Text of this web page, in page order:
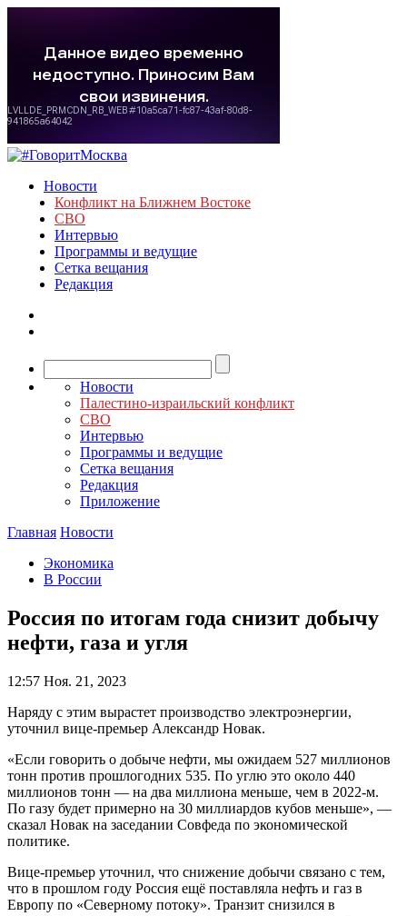
Новости
Конфликт на Ближнем Востоке
СВО
Интервью
Программы и ведущие
Сетка вещания
Редакция
Новости
Палестино-израильский конфликт
СВО
Интервью
Программы и ведущие
Сетка вещания
Редакция
Приложение
Главная Новости
Экономика
В России
Россия по итогам года снизит добычу
нефти, газа и угля
12:57 Ноя. 21, 2023
Наряду с этим вырастет производство электроэнергии,
уточнил вице-премьер Александр Новак.
«Если говорить о добыче нефти, мы ожидаем 527 миллионов
тонн против прошлогодних 535. По углю это около 440
миллионов тонн — на два миллиона меньше, чем в 2022-м.
По газу будет примерно на 30 миллиардов кубов меньше», —
сказал Новак на заседании Совфеда по экономической
политике.
Вице-премьер уточнил, что снижение добычи связано с тем,
что в прошлом году Россия ещё поставляла нефть и газ в
Европу по «Северному потоку». Транзит снизился в